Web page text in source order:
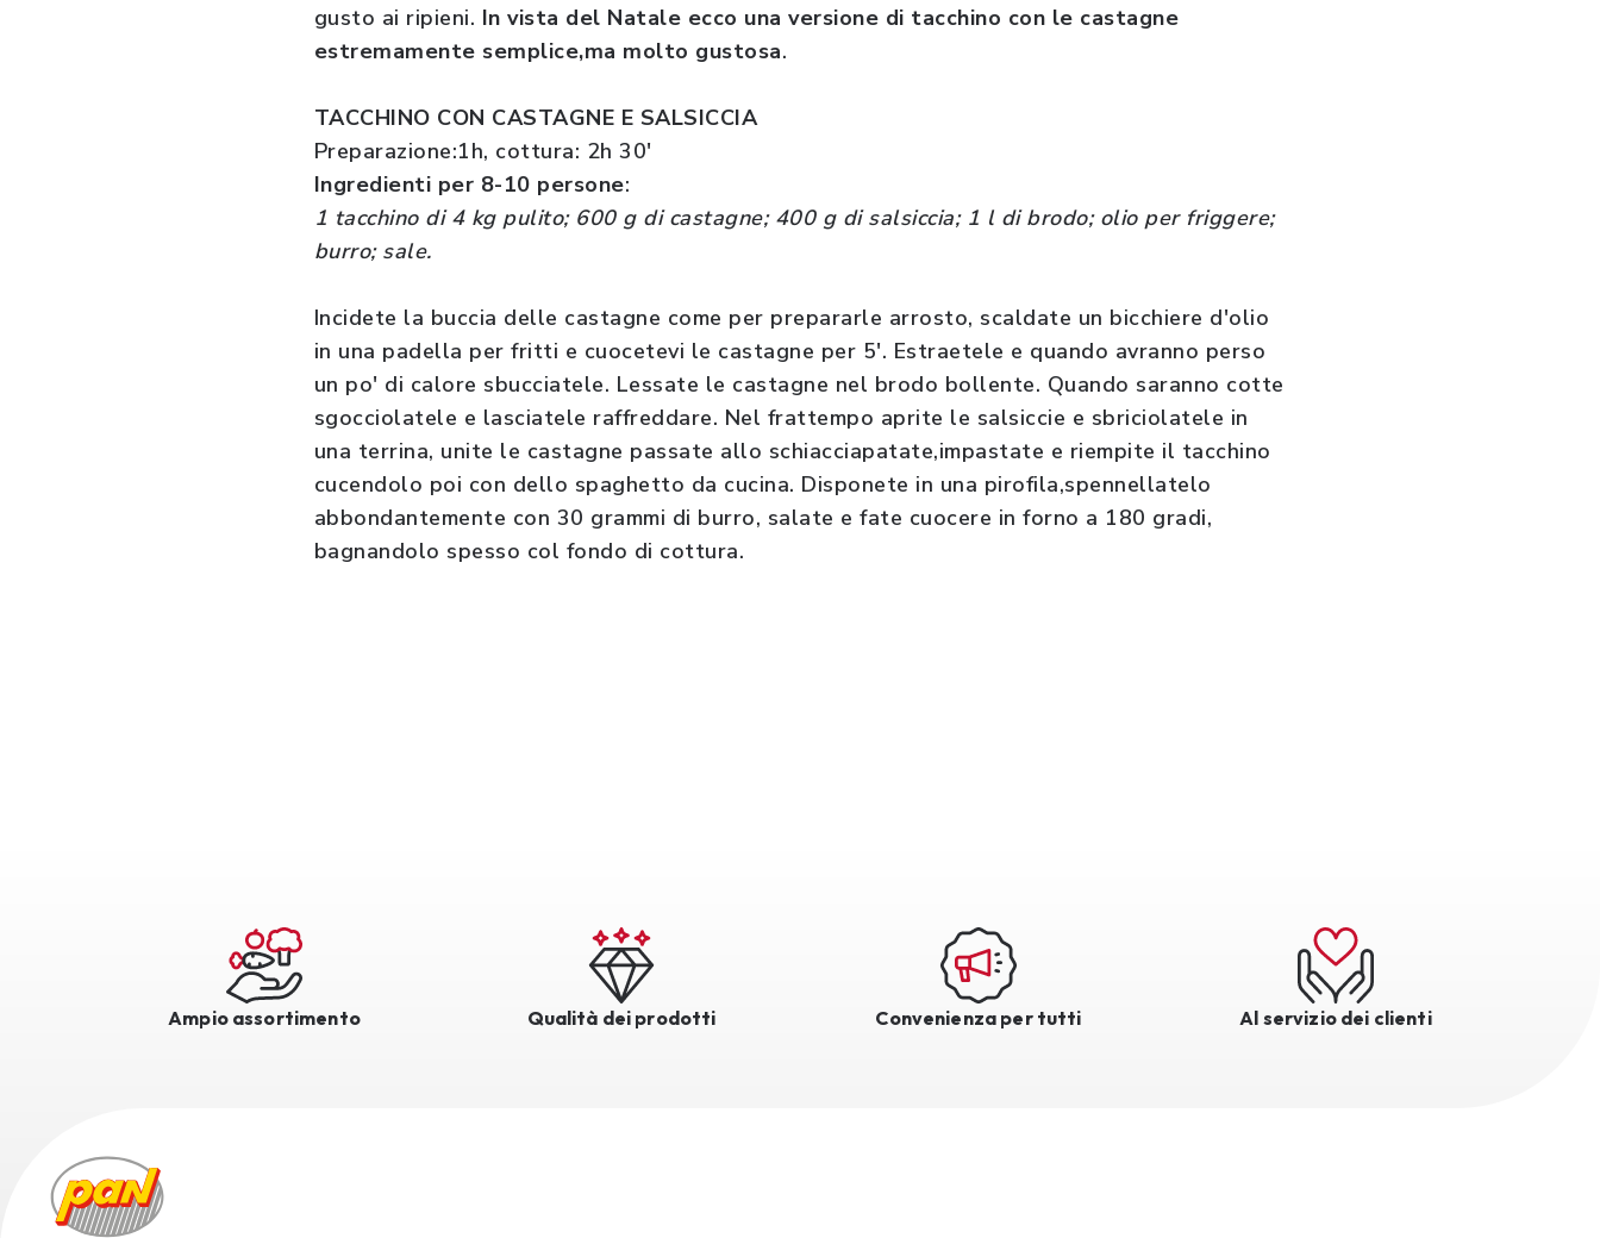
gusto ai ripieni. In vista del Natale ecco una versione di tacchino con le castagne
estremamente semplice,ma molto gustosa.
TACCHINO CON CASTAGNE E SALSICCIA
Preparazione:1h, cottura: 2h 30'
Ingredienti per 8-10 persone:
1 tacchino di 4 kg pulito; 600 g di castagne; 400 g di salsiccia; 1 l di brodo; olio per friggere;
burro; sale.
Incidete la buccia delle castagne come per prepararle arrosto, scaldate un bicchiere d'olio
in una padella per fritti e cuocetevi le castagne per 5'. Estraetele e quando avranno perso
un po' di calore sbucciatele. Lessate le castagne nel brodo bollente. Quando saranno cotte
sgocciolatele e lasciatele raffreddare. Nel frattempo aprite le salsiccie e sbriciolatele in
una terrina, unite le castagne passate allo schiacciapatate,impastate e riempite il tacchino
cucendolo poi con dello spaghetto da cucina. Disponete in una pirofila,spennellatelo
abbondantemente con 30 grammi di burro, salate e fate cuocere in forno a 180 gradi,
bagnandolo spesso col fondo di cottura.
Ampio assortimento Qualità dei prodotti Convenienza per tutti Al servizio dei clienti